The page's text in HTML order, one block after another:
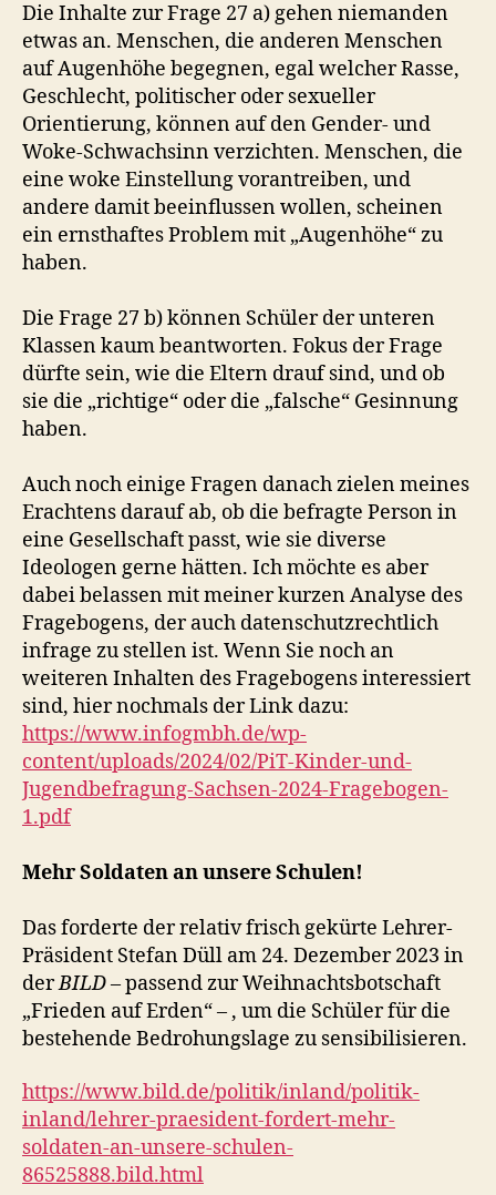
Die Inhalte zur Frage 27 a) gehen niemanden
etwas an. Menschen, die anderen Menschen
auf Augenhöhe begegnen, egal welcher Rasse,
Geschlecht, politischer oder sexueller
Orientierung, können auf den Gender- und
Woke-Schwachsinn verzichten. Menschen, die
eine woke Einstellung vorantreiben, und
andere damit beeinflussen wollen, scheinen
ein ernsthaftes Problem mit „Augenhöhe“ zu
haben.
Die Frage 27 b) können Schüler der unteren
Klassen kaum beantworten. Fokus der Frage
dürfte sein, wie die Eltern drauf sind, und ob
sie die „richtige“ oder die „falsche“ Gesinnung
haben.
Auch noch einige Fragen danach zielen meines
Erachtens darauf ab, ob die befragte Person in
eine Gesellschaft passt, wie sie diverse
Ideologen gerne hätten. Ich möchte es aber
dabei belassen mit meiner kurzen Analyse des
Fragebogens, der auch datenschutzrechtlich
infrage zu stellen ist. Wenn Sie noch an
weiteren Inhalten des Fragebogens interessiert
sind, hier nochmals der Link dazu:
https://www.infogmbh.de/wp-
content/uploads/2024/02/PiT-Kinder-und-
Jugendbefragung-Sachsen-2024-Fragebogen-
1.pdf
Mehr Soldaten an unsere Schulen!
Das forderte der relativ frisch gekürte Lehrer-
Präsident Stefan Düll am 24. Dezember 2023 in
derBILD– passend zur Weihnachtsbotschaft
„Frieden auf Erden“ – , um die Schüler für die
bestehende Bedrohungslage zu sensibilisieren.
https://www.bild.de/politik/inland/politik-
inland/lehrer-praesident-fordert-mehr-
soldaten-an-unsere-schulen-
86525888.bild.html